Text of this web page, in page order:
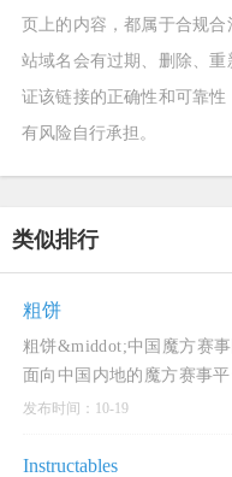
页上的内容，都属于合规
站域名会有过期、删除、
证该链接的正确性和可靠
有风险自行承担。
类似排行
粗饼
粗饼&middot;中国魔方赛
面向中国内地的魔方赛事
富的功能和服务。该网站与
公示和报名中国内地的所有
发布时间：10-19
Instructables